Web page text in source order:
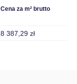
Cena za m² brutto
8 387,29 zł